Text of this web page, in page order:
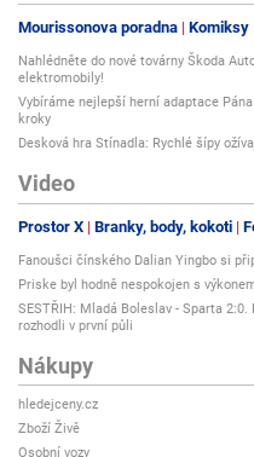
Mourissonova poradna Komiksy
Nahlédněte do nové továrny Škoda
elektromobily!
Vybíráme nejlepší herní adaptace
kroky
Desková hra Stínadla: Rychlé šípy
Video
Prostor X Branky, body, kokoti
Fanoušci čínského Dalian Yingbo si
Priske byl hodně nespokojen s
SESTŘIH: Mladá Boleslav - Sparta
rozhodli v první půli
Nákupy
hledejceny.cz
Zboží Živě
Osobní vozy